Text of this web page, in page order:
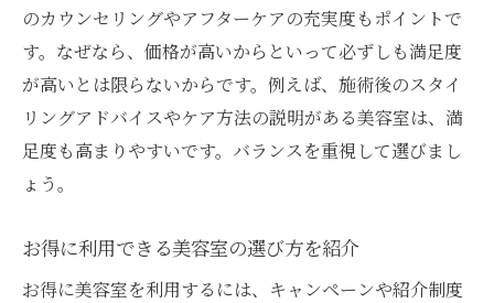
のカウンセリングやアフターケアの充実度もポイントで
す。なぜなら、価格が高いからといって必ずしも満足度
が高いとは限らないからです。例えば、施術後のスタイ
リングアドバイスやケア方法の説明がある美容室は、満
足度も高まりやすいです。バランスを重視して選びまし
ょう。
お得に利用できる美容室の選び方を紹介
お得に美容室を利用するには、キャンペーンや紹介制度